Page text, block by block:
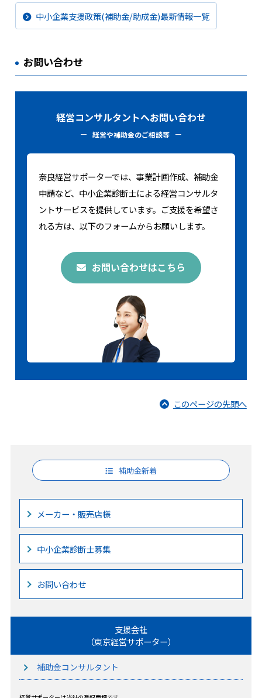
補助金新着
メーカー・販売店様
中小企業診断士募集
お問い合わせ
支援会社
（東京経営サポーター）
補助金コンサルタント
中小企業支援政策(補助金/助成金)最新情報一覧
お問い合わせ
経営コンサルタントへお問い合わせ
経営や補助金のご相談等
奈良経営サポーターでは、事業計画作成、補助金
申請など、中小企業診断士による経営コンサルタ
ントサービスを提供しています。ご支援を希望さ
れる方は、以下のフォームからお願いします。
お問い合わせはこちら
このページの先頭へ